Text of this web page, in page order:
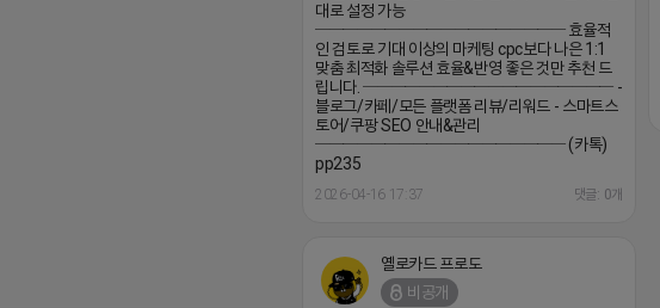
대로 설정 가능
────────────────── 효율적
인 검토로 기대 이상의 마케팅 cpc보다 나은 1:1
맞춤 최적화 솔루션 효율&반영 좋은 것만 추천 드
립니다. ────────────────── -
블로그/카페/모든 플랫폼 리뷰/리워드 - 스마트스
토어/쿠팡 SEO 안내&관리
────────────────── (카톡)
pp235
2026-04-16 17:37 댓글: 0개
옐로카드 프로도
비공개